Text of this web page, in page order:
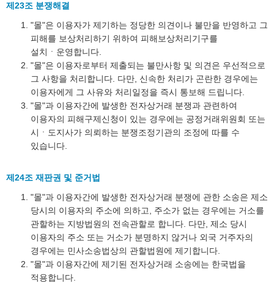
제23조 분쟁해결
"몰"은 이용자가 제기하는 정당한 의견이나 불만을 반영하고 그
피해를 보상처리하기 위하여 피해보상처리기구를
설치ㆍ운영합니다.
"몰"은 이용자로부터 제출되는 불만사항 및 의견은 우선적으로
그 사항을 처리합니다. 다만, 신속한 처리가 곤란한 경우에는
이용자에게 그 사유와 처리일정을 즉시 통보해 드립니다.
"몰"과 이용자간에 발생한 전자상거래 분쟁과 관련하여
이용자의 피해구제신청이 있는 경우에는 공정거래위원회 또는
시ㆍ도지사가 의뢰하는 분쟁조정기관의 조정에 따를 수
있습니다.
제24조 재판권 및 준거법
"몰"과 이용자간에 발생한 전자상거래 분쟁에 관한 소송은 제소
당시의 이용자의 주소에 의하고, 주소가 없는 경우에는 거소를
관할하는 지방법원의 전속관할로 합니다. 다만, 제소 당시
이용자의 주소 또는 거소가 분명하지 않거나 외국 거주자의
경우에는 민사소송법상의 관할법원에 제기합니다.
"몰"과 이용자간에 제기된 전자상거래 소송에는 한국법을
적용합니다.